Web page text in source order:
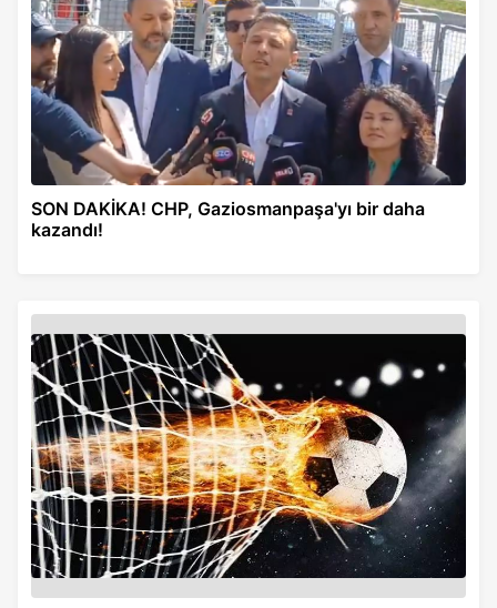
SON DAKİKA! CHP, Gaziosmanpaşa'yı bir daha
kazandı!